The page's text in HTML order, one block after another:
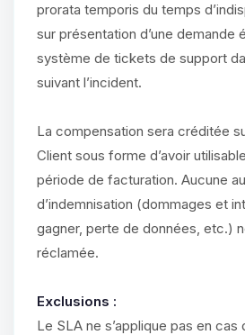
prorata temporis du temps
sur présentation d’une demande
système de tickets de support
suivant l’incident.
La compensation sera créditée
Client sous forme d’avoir
période de facturation. Aucune
d’indemnisation (dommages et
gagner, perte de données, etc.)
réclamée.
Exclusions :
Le SLA ne s’applique pas en cas